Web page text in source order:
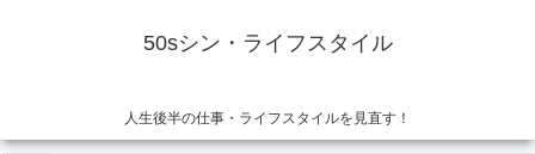
50sシン・ライフスタイル
人生後半の仕事・ライフスタイルを見直す！